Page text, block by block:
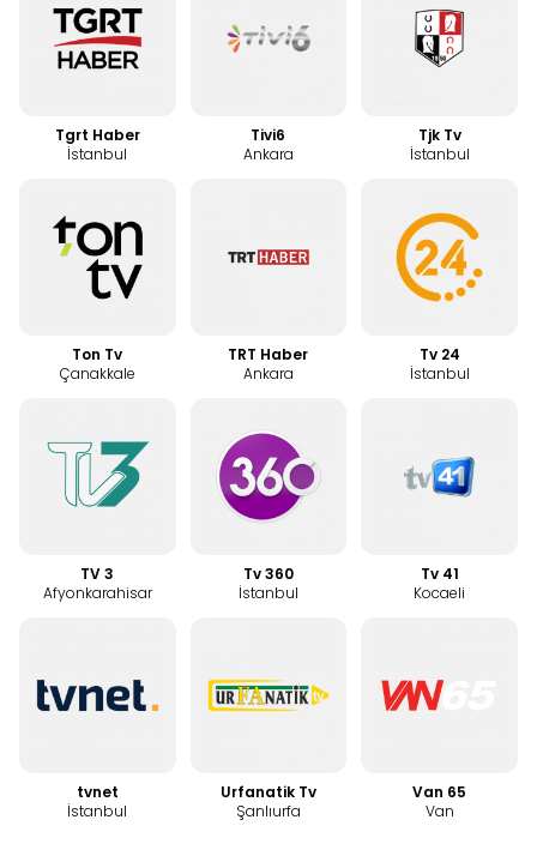
Tgrt Haber
İstanbul
Tivi6
Ankara
Tjk Tv
İstanbul
Ton Tv
Çanakkale
TRT Haber
Ankara
Tv 24
İstanbul
TV 3
Afyonkarahisar
Tv 360
İstanbul
Tv 41
Kocaeli
tvnet
İstanbul
Urfanatik Tv
Şanlıurfa
Van 65
Van